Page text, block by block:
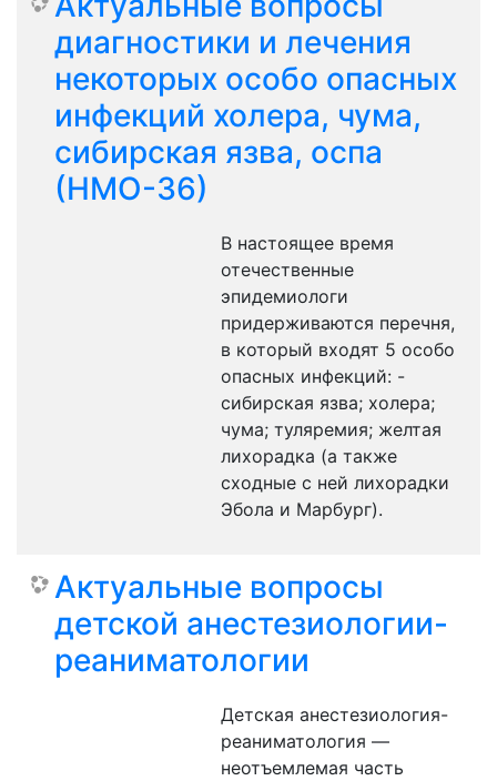
диагностики и лечения
некоторых особо опасных
инфекций холера, чума,
сибирская язва, оспа
(НМО-36)
В настоящее время
отечественные
эпидемиологи
придерживаются перечня,
в который входят 5 особо
опасных инфекций: -
сибирская язва; холера;
чума; туляремия; желтая
лихорадка (а также
сходные с ней лихорадки
Эбола и Марбург).
Актуальные вопросы
детской анестезиологии-
реаниматологии
Детская анестезиология-
реаниматология —
неотъемлемая часть